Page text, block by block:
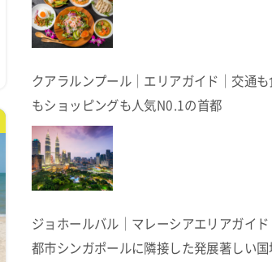
クアラルンプール｜エリアガイド｜交通
もショッピングも人気N0.1の首都
ジョホールバル｜マレーシアエリアガイ
都市シンガポールに隣接した発展著しい国